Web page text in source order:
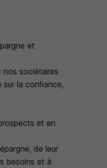
et
nos sociétaires
sur la confiance,
et en
de leur
besoins et à